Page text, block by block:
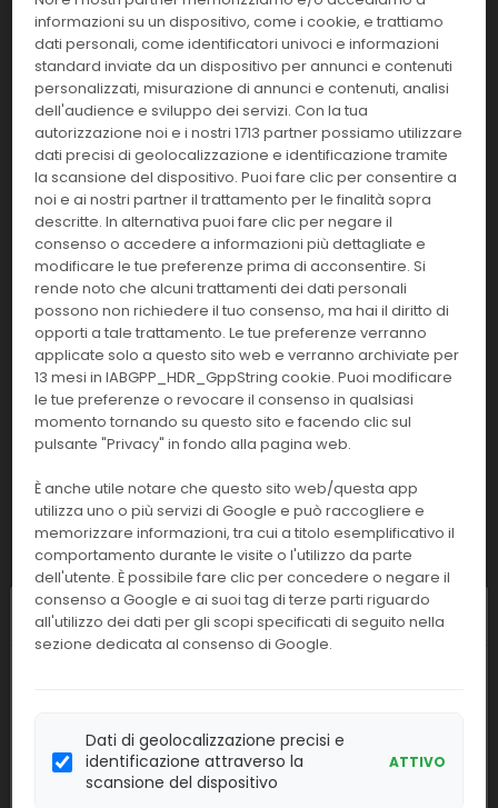
Confezione:
1 test
Linea:
TR
Effettua il LOGINper acquistare.
45000 Vacumed® holder in polipropilene
Confezione:
100 pz.
Linea:
SISP
Effettua il LOGIN per acquistare.
28053
Puntale azzurro Eppendorf da 100-
100 ul
Confezione:
500 pz.
Linea:
SISP
28052
Puntale giallo Eppendorf da 0-200 ul
c/coroncia
Confezione:
1000 pz.
Linea:
SISP
21054
Provette cilindriche 5 ml. 12x75 in
polistirolo
Linea:
informazioni su un dispositivo, come i cookie, e trattiamo
dati personali, come identificatori univoci e informazioni
standard inviate da un dispositivo per annunci e contenuti
personalizzati, misurazione di annunci e contenuti, analisi
dell'audience e sviluppo dei servizi. Con la tua
autorizzazione noi e i nostri 1713 partner possiamo utilizzare
dati precisi di geolocalizzazione e identificazione tramite
la scansione del dispositivo. Puoi fare clic per consentire a
noi e ai nostri partner il trattamento per le finalità sopra
descritte. In alternativa puoi fare clic per negare il
consenso o accedere a informazioni più dettagliate e
modificare le tue preferenze prima di acconsentire. Si
rende noto che alcuni trattamenti dei dati personali
possono non richiedere il tuo consenso, ma hai il diritto di
opporti a tale trattamento. Le tue preferenze verranno
applicate solo a questo sito web e verranno archiviate per
13 mesi in IABGPP_HDR_GppString cookie. Puoi modificare
le tue preferenze o revocare il consenso in qualsiasi
momento tornando su questo sito e facendo clic sul
pulsante "Privacy" in fondo alla pagina web.
È anche utile notare che questo sito web/questa app
utilizza uno o più servizi di Google e può raccogliere e
memorizzare informazioni, tra cui a titolo esemplificativo il
comportamento durante le visite o l'utilizzo da parte
dell'utente. È possibile fare clic per concedere o negare il
consenso a Google e ai suoi tag di terze parti riguardo
all'utilizzo dei dati per gli scopi specificati di seguito nella
sezione dedicata al consenso di Google.
Dati di geolocalizzazione precisi e
identificazione attraverso la
scansione del dispositivo
ATTIVO
Chiusura estiva
riprenderanno regolarmente
agosto.